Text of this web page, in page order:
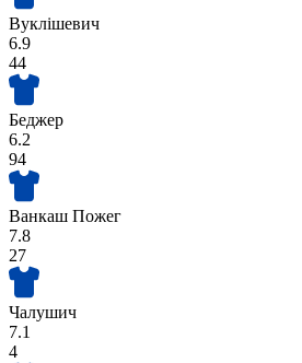
Вуклішевич
6.9
44
Беджер
6.2
94
Ванкаш Пожег
7.8
27
Чалушич
7.1
4